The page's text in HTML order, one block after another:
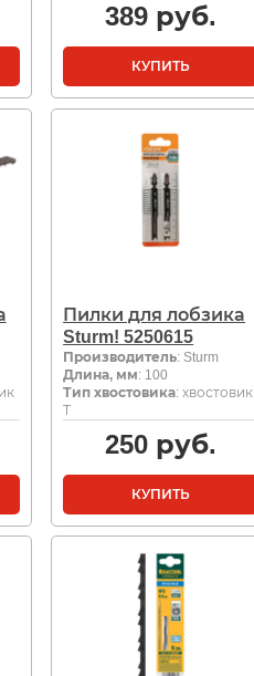
389 руб.
КУПИТЬ
Пилки для лобзика
Sturm! 5250615
Производитель: Sturm
Длина, мм: 100
Тип хвостовика: хвостовик
Т
250 руб.
КУПИТЬ